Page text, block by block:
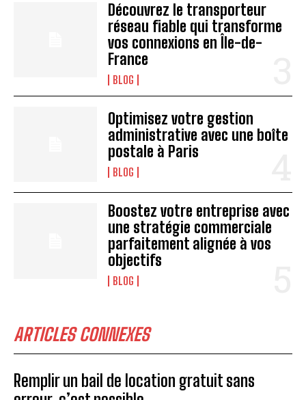
Découvrez le transporteur
réseau fiable qui transforme
vos connexions en Île-de-
France
BLOG
Optimisez votre gestion
administrative avec une boîte
postale à Paris
BLOG
Boostez votre entreprise avec
une stratégie commerciale
parfaitement alignée à vos
objectifs
BLOG
ARTICLES CONNEXES
Remplir un bail de location gratuit sans